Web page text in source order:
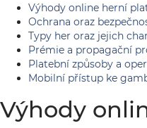
Výhody online herní
Ochrana oraz
Typy her oraz jejich
Prémie a propagační
Platební způsoby a
Mobilní přístup ke
Výhody